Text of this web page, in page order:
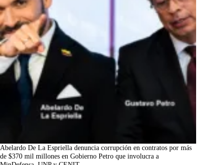
Abelardo De La Espriella denuncia corrupción en contratos por más
de $370 mil millones en Gobierno Petro que involucra a